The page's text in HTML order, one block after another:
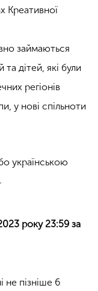
Креативної
займаються
дітей, які були
регіонів
у нові спільноти
українською
.
року 23:59 за
не пізніше 6